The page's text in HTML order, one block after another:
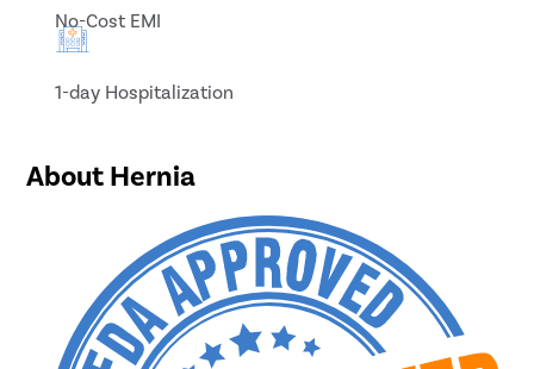
No-Cost EMI
1-day Hospitalization
About Hernia